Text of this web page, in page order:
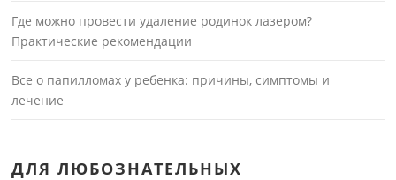
Где можно провести удаление родинок лазером?
Практические рекомендации
Все о папилломах у ребенка: причины, симптомы и
лечение
ДЛЯ ЛЮБОЗНАТЕЛЬНЫХ